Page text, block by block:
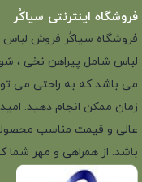
فروشگاه اینترنتی سیاکُر
لباس شامل پیراهن نخی ،
می باشد که به راحتی می
زمان ممکن انجام دهید.
عالی و قیمت مناسب
باشد. از همراهی و مهر شما